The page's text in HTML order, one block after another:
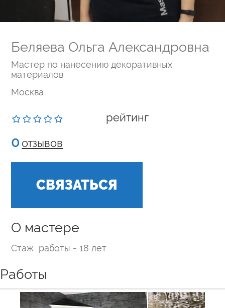
Беляева Ольга Александровна
Мастер по нанесению декоративных
материалов
Москва
рейтинг
0 отзывов
СВЯЗАТЬСЯ
О мастере
Стаж работы - 18 лет
Работы